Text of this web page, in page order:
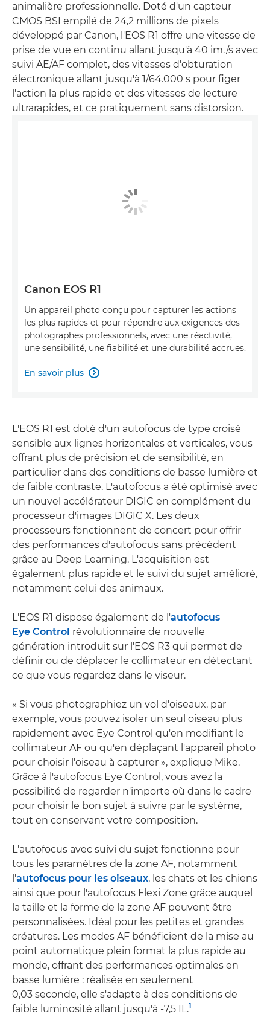
animalière professionnelle. Doté d'un capteur
CMOS BSI empilé de 24,2 millions de pixels
développé par Canon, l'EOS R1 offre une vitesse de
prise de vue en continu allant jusqu'à 40 im./s avec
suivi AE/AF complet, des vitesses d'obturation
électronique allant jusqu'à 1/64.000 s pour figer
l'action la plus rapide et des vitesses de lecture
ultrarapides, et ce pratiquement sans distorsion.
Canon EOS R1
Un appareil photo conçu pour capturer les actions
les plus rapides et pour répondre aux exigences des
photographes professionnels, avec une réactivité,
une sensibilité, une fiabilité et une durabilité accrues.
En savoir plus 
L'EOS R1 est doté d'un autofocus de type croisé
sensible aux lignes horizontales et verticales, vous
offrant plus de précision et de sensibilité, en
particulier dans des conditions de basse lumière et
de faible contraste. L'autofocus a été optimisé avec
un nouvel accélérateur DIGIC en complément du
processeur d'images DIGIC X. Les deux
processeurs fonctionnent de concert pour offrir
des performances d'autofocus sans précédent
grâce au Deep Learning. L'acquisition est
également plus rapide et le suivi du sujet amélioré,
notamment celui des animaux.
L'EOS R1 dispose également de l'autofocus
Eye Control révolutionnaire de nouvelle
génération introduit sur l'EOS R3 qui permet de
définir ou de déplacer le collimateur en détectant
ce que vous regardez dans le viseur.
« Si vous photographiez un vol d'oiseaux, par
exemple, vous pouvez isoler un seul oiseau plus
rapidement avec Eye Control qu'en modifiant le
collimateur AF ou qu'en déplaçant l'appareil photo
pour choisir l'oiseau à capturer », explique Mike.
Grâce à l'autofocus Eye Control, vous avez la
possibilité de regarder n'importe où dans le cadre
pour choisir le bon sujet à suivre par le système,
tout en conservant votre composition.
L'autofocus avec suivi du sujet fonctionne pour
tous les paramètres de la zone AF, notamment
l'autofocus pour les oiseaux, les chats et les chiens
ainsi que pour l'autofocus Flexi Zone grâce auquel
la taille et la forme de la zone AF peuvent être
personnalisées. Idéal pour les petites et grandes
créatures. Les modes AF bénéficient de la mise au
point automatique plein format la plus rapide au
monde, offrant des performances optimales en
basse lumière : réalisée en seulement
0,03 seconde, elle s'adapte à des conditions de
faible luminosité allant jusqu'à -7,5 IL.1